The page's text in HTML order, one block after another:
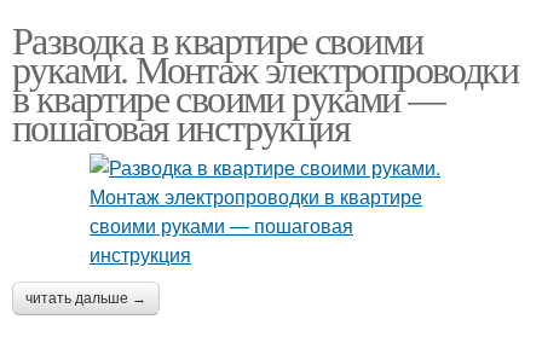
Разводка в квартире своими
руками. Монтаж электропроводки
в квартире своими руками —
пошаговая инструкция
читать дальше →